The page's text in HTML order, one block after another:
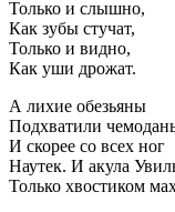
Только и слышно,
Как зубы стучат,
Только и видно,
Как уши дрожат.
А лихие обезьяны
Подхватили
И скорее со всех ног
Наутек. И акула
Только хвостиком